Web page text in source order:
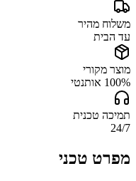
משלוח מהיר
עד הבית
מוצר מקורי
100% אותנטי
תמיכה טכנית
24/7
מפרט טכני